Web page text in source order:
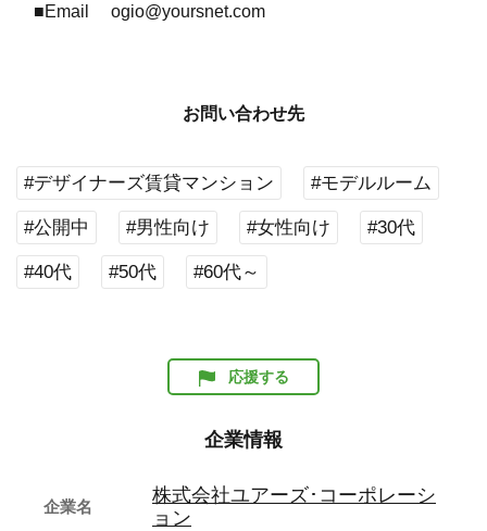
■Email ogio@yoursnet.com
お問い合わせ先
#デザイナーズ賃貸マンション #モデルルーム
#公開中 #男性向け #女性向け #30代
#40代 #50代 #60代～
応援する
企業情報
企業名
株式会社ユアーズ･コーポレーシ
ョン